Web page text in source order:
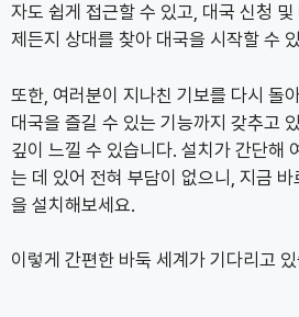
자도 쉽게 접근할 수 있고, 대국 신청
제든지 상대를 찾아 대국을 시작할 수
또한, 여러분이 지나친 기보를 다시 돌
대국을 즐길 수 있는 기능까지 갖추고
깊이 느낄 수 있습니다. 설치가 간단해
는 데 있어 전혀 부담이 없으니, 지금
을 설치해보세요.
이렇게 간편한 바둑 세계가 기다리고